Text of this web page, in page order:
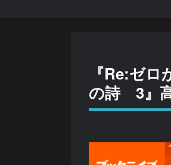
『Re:ゼ
の詩 3』